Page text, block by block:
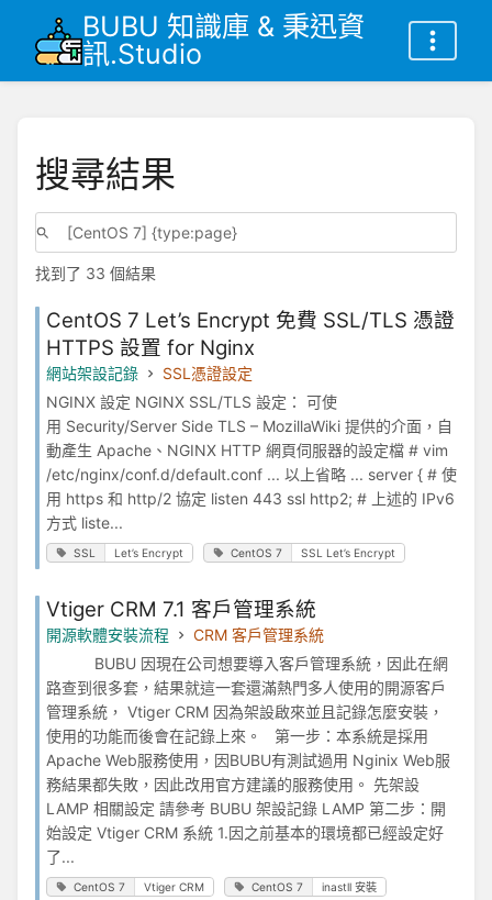
BUBU 知識庫 & 秉迅資
訊.Studio
搜尋結果
找到了 33 個結果
CentOS 7 Let’s Encrypt 免費 SSL/TLS 憑證
HTTPS 設置 for Nginx
網站架設記錄
SSL憑證設定
NGINX 設定 NGINX SSL/TLS 設定： 可使
用 Security/Server Side TLS – MozillaWiki 提供的介面，自
動產生 Apache、NGINX HTTP 網頁伺服器的設定檔 # vim
/etc/nginx/conf.d/default.conf ... 以上省略 ... server { # 使
用 https 和 http/2 協定 listen 443 ssl http2; # 上述的 IPv6
方式 liste...
SSL Let’s Encrypt CentOS 7 SSL Let’s Encrypt
Vtiger CRM 7.1 客戶管理系統
開源軟體安裝流程
CRM 客戶管理系統
BUBU 因現在公司想要導入客戶管理系統，因此在網
路查到很多套，結果就這一套還滿熱門多人使用的開源客戶
管理系統， Vtiger CRM 因為架設啟來並且記錄怎麼安裝，
使用的功能而後會在記錄上來。 第一步：本系統是採用
Apache Web服務使用，因BUBU有測試過用 Nginix Web服
務結果都失敗，因此改用官方建議的服務使用。 先架設
LAMP 相關設定 請參考 BUBU 架設記錄 LAMP 第二步：開
始設定 Vtiger CRM 系統 1.因之前基本的環境都已經設定好
了...
CentOS 7 Vtiger CRM CentOS 7 inastll 安裝